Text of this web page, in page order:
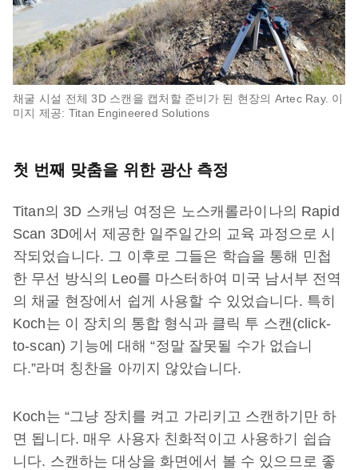
채굴 시설 전체 3D 스캔을 캡처할 준비가 된 현장의 Artec Ray. 이
미지 제공: Titan Engineered Solutions
첫 번째 맞춤을 위한 광산 측정
Titan의 3D 스캐닝 여정은 노스캐롤라이나의 Rapid
Scan 3D에서 제공한 일주일간의 교육 과정으로 시
작되었습니다. 그 이후로 그들은 학습을 통해 민첩
한 무선 방식의 Leo를 마스터하여 미국 남서부 전역
의 채굴 현장에서 쉽게 사용할 수 있었습니다. 특히
Koch는 이 장치의 통합 형식과 클릭 투 스캔(click-
to-scan) 기능에 대해 “정말 잘못될 수가 없습니
다.”라며 칭찬을 아끼지 않았습니다.
Koch는 “그냥 장치를 켜고 가리키고 스캔하기만 하
면 됩니다. 매우 사용자 친화적이고 사용하기 쉽습
니다. 스캔하는 대상을 화면에서 볼 수 있으므로 좋